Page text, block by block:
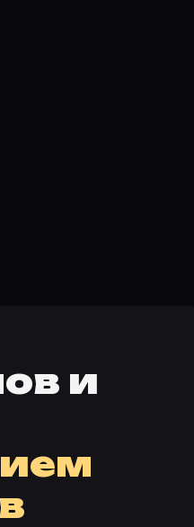
и